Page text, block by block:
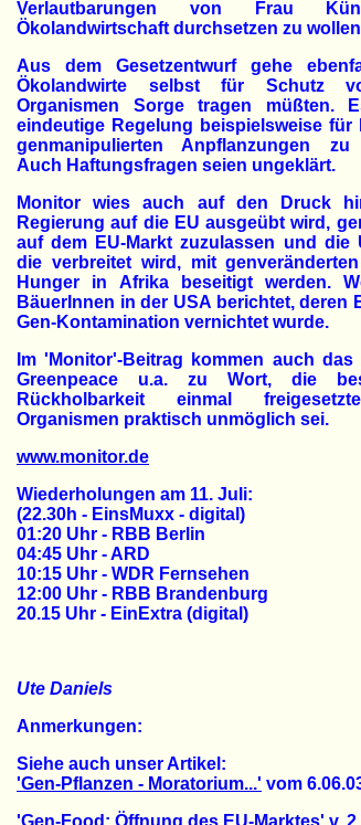
Verlautbarungen von Frau
Ökolandwirtschaft durchsetzen zu
Aus dem Gesetzentwurf gehe
Ökolandwirte selbst für Schutz
Organismen Sorge tragen müßten.
eindeutige Regelung beispielsweise für
genmanipulierten Anpflanzungen zu
Auch Haftungsfragen seien ungeklärt.
Monitor wies auch auf den Druck
Regierung auf die EU ausgeübt wird,
auf dem EU-Markt zuzulassen und die
die verbreitet wird, mit
Hunger in Afrika beseitigt werden.
BäuerInnen in der USA berichtet, deren
Gen-Kontamination vernichtet wurde.
Im 'Monitor'-Beitrag kommen auch
Greenpeace u.a. zu Wort, die
Rückholbarkeit einmal
Organismen praktisch unmöglich sei.
www.monitor.de
Wiederholungen am 11. Juli:
(22.30h - EinsMuxx - digital)
01:20 Uhr - RBB Berlin
04:45 Uhr - ARD
10:15 Uhr - WDR Fernsehen
12:00 Uhr - RBB Brandenburg
20.15 Uhr - EinExtra (digital)
Ute Daniels
Anmerkungen:
Siehe auch unser Artikel:
'Gen-Pflanzen - Moratorium...' vom